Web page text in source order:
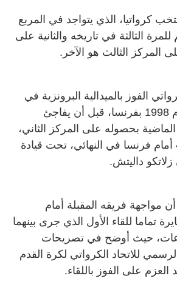
كرواتيا، الذي يتواجد في المربع
الثالثة في تاريخه والثانية على
المركز الثالث هو الآخر.
الفوز بالميدالية البرونزية في
نسخة المسابقة عام 1998 بفرنسا، قبل أن يفاجئ
بحصوله على المركز الثاني،
عقب خسارته 2 / 4 أمام فرنسا في النهائي، تحت قيادة
داليتش.
مواجهة فريقه المقبلة أمام
تماما للقاء الأول الذي جرى بينهما
حيث أوضح في تصريحات
للاتحاد الكرواتي لكرة القدم
على الفوز باللقاء.